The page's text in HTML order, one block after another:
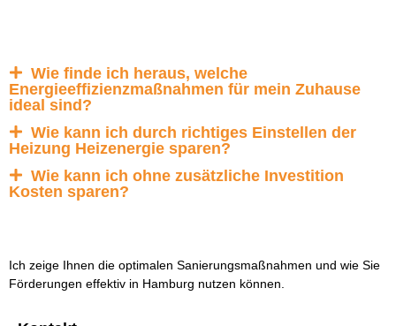
Wie finde ich heraus, welche
Energieeffizienzmaßnahmen für mein Zuhause
ideal sind?
Wie kann ich durch richtiges Einstellen der
Heizung Heizenergie sparen?
Wie kann ich ohne zusätzliche Investition
Kosten sparen?
Ich zeige Ihnen die optimalen Sanierungsmaßnahmen und wie Sie
Förderungen effektiv in Hamburg nutzen können.